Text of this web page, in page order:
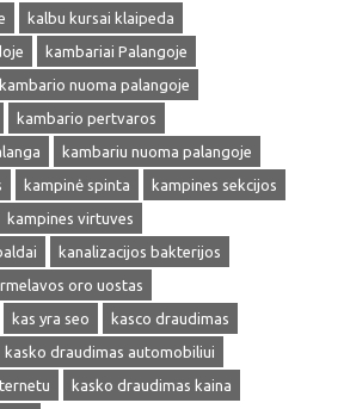
kalbu kursai klaipeda
kambariai Palangoje
kambario nuoma palangoje
kambario pertvaros
kambariu nuoma palangoje
kampinė spinta
kampines sekcijos
kampines virtuves
kanalizacijos bakterijos
oro uostas
kas yra seo
kasco draudimas
kasko draudimas automobiliui
kasko draudimas kaina